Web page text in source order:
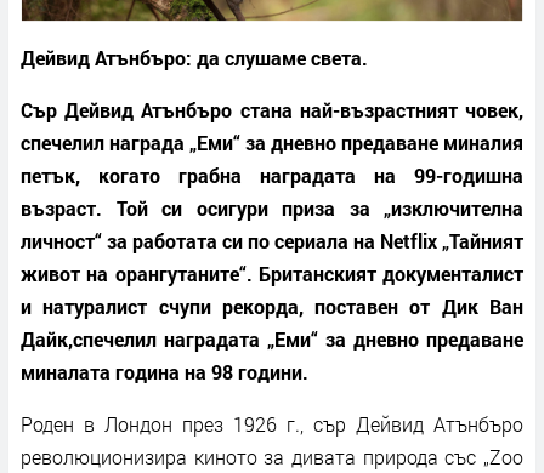
Дейвид Атънбъро: да слушаме света.
Сър Дейвид Атънбъро стана най-възрастният човек,
спечелил награда „Еми“ за дневно предаване миналия
петък, когато грабна наградата на 99-годишна
възраст. Той си осигури приза за „изключителна
личност“ за работата си по сериала на Netflix „Тайният
живот на орангутаните“. Британският документалист
и натуралист счупи рекорда, поставен от Дик Ван
Дайк,спечелил наградата „Еми“ за дневно предаване
миналата година на 98 години.
Роден в Лондон през 1926 г., сър Дейвид Атънбъро
революционизира киното за дивата природа със „Zoo